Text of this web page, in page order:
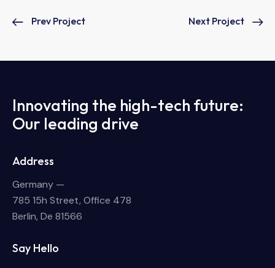
Prev Project Next Project
Innovating the high-tech future:
Our leading drive
Address
Germany —
785 15h Street, Office 478
Berlin, De 81566
Say Hello